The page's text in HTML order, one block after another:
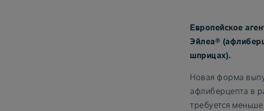
Европейское
Эйлеа®
шприцах).
Новая форма
афлиберцепта в
требуется